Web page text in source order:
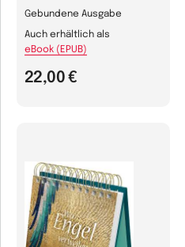
Gebundene Ausgabe
22,00 €
Auch erhältlich als
eBook (EPUB)